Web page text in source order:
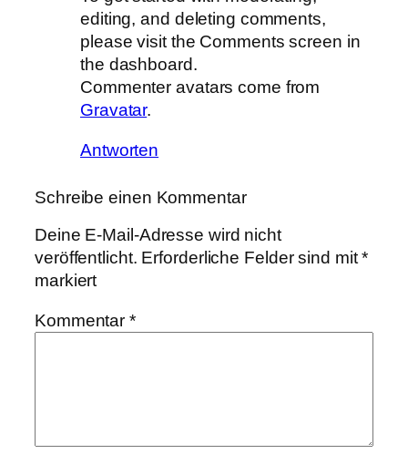
editing, and deleting comments,
please visit the Comments screen in
the dashboard.
Commenter avatars come from
Gravatar.
Antworten
Schreibe einen Kommentar
Deine E-Mail-Adresse wird nicht
veröffentlicht. Erforderliche Felder sind mit*
markiert
Kommentar*